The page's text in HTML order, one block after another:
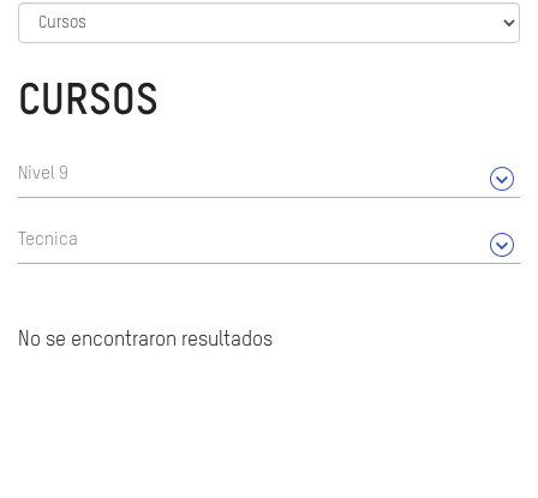
CURSOS
Nivel 9
Tecnica
No se encontraron resultados